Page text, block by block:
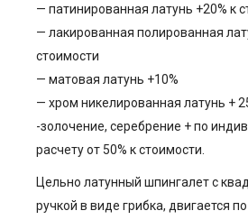
— патинированная латунь +20% к
— лакированная полированная
стоимости
— матовая латунь +10%
— хром никелированная латунь +
-золочение, серебрение + по
расчету от 50% к стоимости.
Цельно латунный шпингалет с
ручкой в виде грибка, двигается